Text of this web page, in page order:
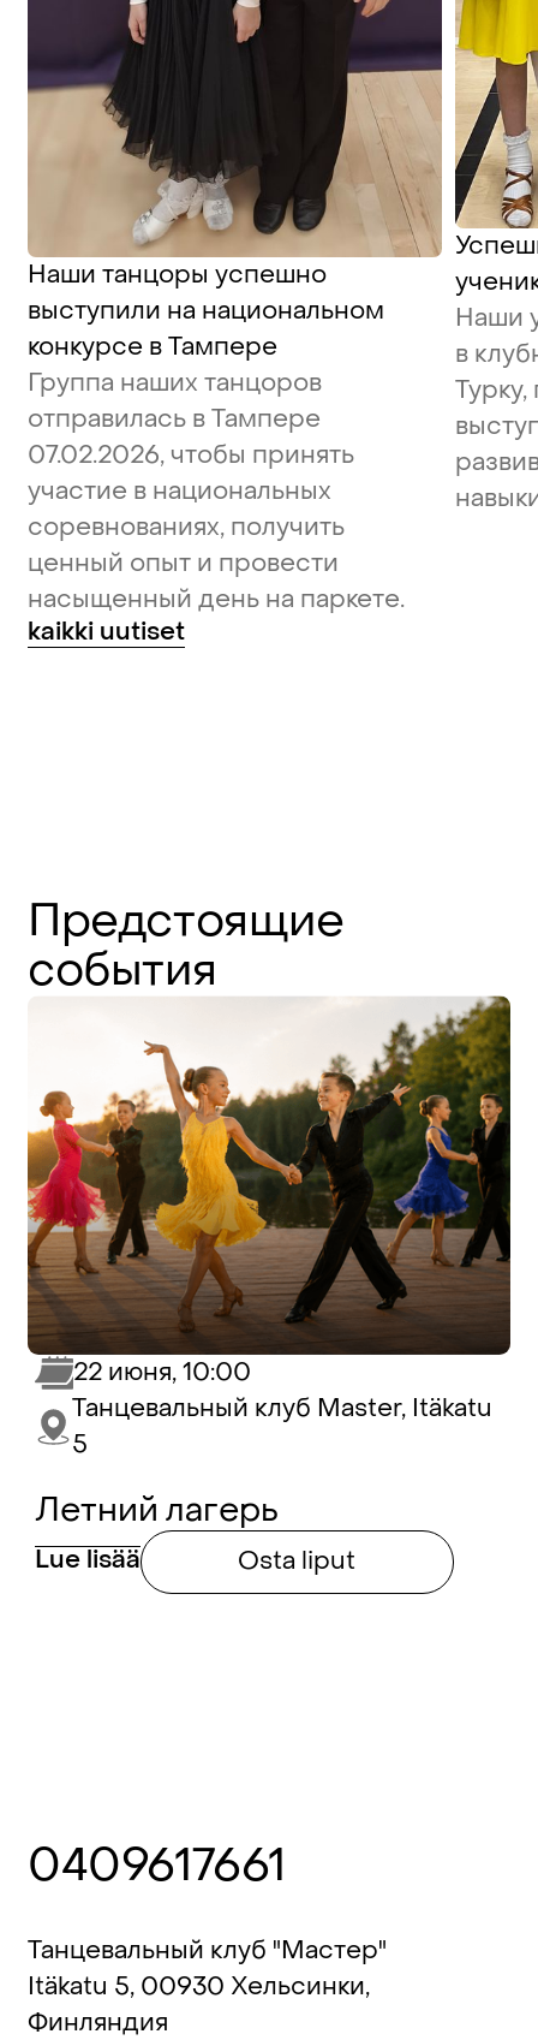
Наши танцоры успешно
выступили на национальном
конкурсе в Тампере
Группа наших танцоров
отправилась в Тампере
07.02.2026, чтобы принять
участие в национальных
соревнованиях, получить
ценный опыт и провести
насыщенный день на паркете.
Наши
в
kaikki uutiset
Предстоящие
события
Летний лагерь
Lue lisää Osta liput
22 июня, 10:00
Танцевальный клуб Master, Itäkatu
5
0409617661
Танцевальный клуб "Мастер"
Itäkatu 5, 00930 Хельсинки,
Финляндия